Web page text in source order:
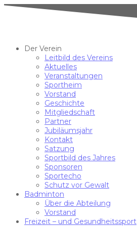
Der Verein
Leitbild des Vereins
Aktuelles
Veranstaltungen
Sportheim
Vorstand
Geschichte
Mitgliedschaft
Partner
Jubiläumsjahr
Kontakt
Satzung
Sportbild des Jahres
Sponsoren
Sportecho
Schutz vor Gewalt
Badminton
Über die Abteilung
Vorstand
Freizeit – und Gesundheitssport